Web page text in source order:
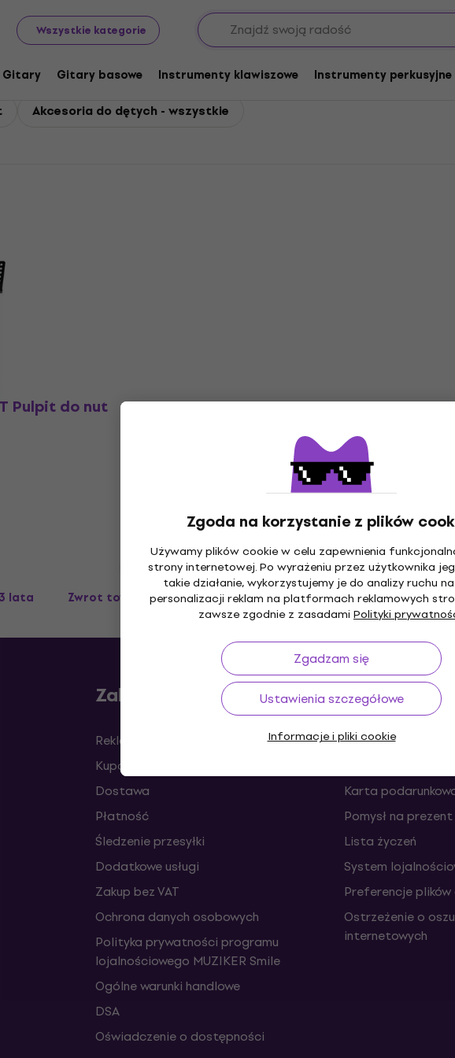
Wszystkie kategorie
Gitary Gitary basowe Instrumenty klawiszowe Instrumenty perkusyjne
Zgoda na korzystanie z plików
Używamy plików cookie w celu zapewnienia
strony internetowej. Po wyrażeniu przez użytkownika
takie działanie, wykorzystujemy je do analizy ruchu
personalizacji reklam na platformach reklamowych
zawsze zgodnie z zasadami Polityki
Zgadzam się
Ustawienia szczegółowe
Informacje i pliki cookie
Platinum Akcesoria do dętych
do dętych
Akcesoria do dętych - wszystkie
Pulpit do nut
lata Zwrot towaru do 30 dni Transport gratis od 489 zł
Zakup
Reklamacje i odstąpienia od umowy
Kupony
Dostawa
Płatność
Śledzenie przesyłki
Dodatkowe usługi
Zakup bez VAT
Ochrona danych osobowych
Polityka prywatności programu
lojalnościowego MUZIKER Smile
Ogólne warunki handlowe
DSA
Oświadczenie o dostępności
Użyteczne
FAQ - Najczęściej
Karta
Pomysł na prezent
Lista życzeń
System
Preferencje
Ostrzeżenie o
internetowych